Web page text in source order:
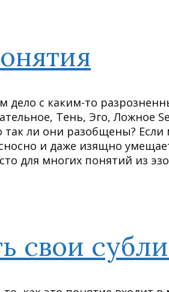
дело с каким-то
Тень, Эго, Ложное
ли они разобщены?
и даже изящно
для многих понятий из
свои